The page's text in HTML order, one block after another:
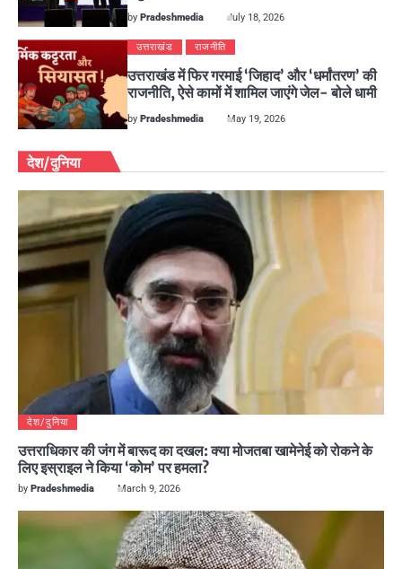
by Pradeshmedia July 18, 2026
उत्तराखंड राजनीति
उत्तराखंड में फिर गरमाई ‘जिहाद’ और ‘धर्मांतरण’ की
राजनीति, ऐसे कामों में शामिल जाएंगे जेल- बोले धामी
by Pradeshmedia May 19, 2026
देश/दुनिया
देश/दुनिया
उत्तराधिकार की जंग में बारूद का दखल: क्या मोजतबा खामेनेई को रोकने के
लिए इस्राइल ने किया ‘कोम’ पर हमला?
by Pradeshmedia March 9, 2026